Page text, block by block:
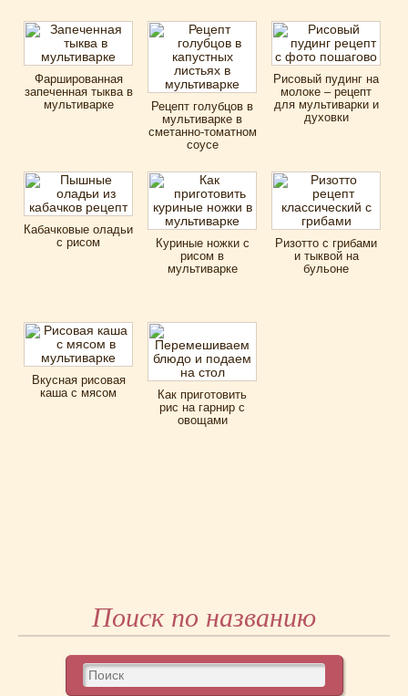
Фаршированная
запеченная тыква в
мультиварке
Рецепт голубцов в
мультиварке в
сметанно-томатном
соусе
Рисовый пудинг на
молоке – рецепт
для мультиварки и
духовки
Кабачковые оладьи
с рисом
Куриные ножки с
рисом в
мультиварке
Ризотто с грибами
и тыквой на
бульоне
Вкусная рисовая
каша с мясом
Как приготовить
рис на гарнир с
овощами
Поиск по названию